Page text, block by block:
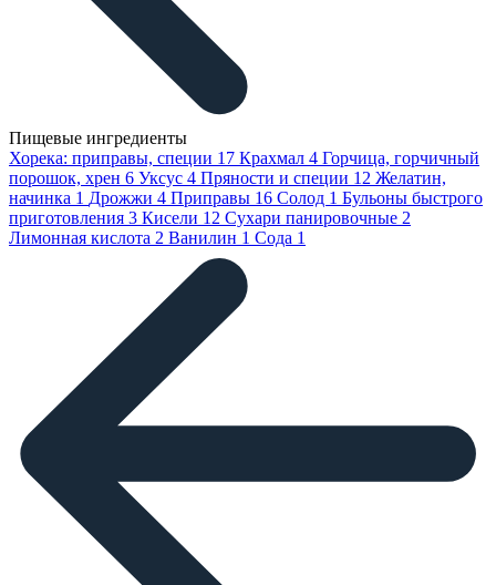
Пищевые ингредиенты
Хорека: приправы, специи 17 Крахмал 4 Горчица, горчичный
порошок, хрен 6 Уксус 4 Пряности и специи 12 Желатин,
начинка 1 Дрожжи 4 Приправы 16 Солод 1 Бульоны быстрого
приготовления 3 Кисели 12 Сухари панировочные 2
Лимонная кислота 2 Ванилин 1 Сода 1